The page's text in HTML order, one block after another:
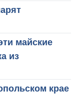
майские
из
крае